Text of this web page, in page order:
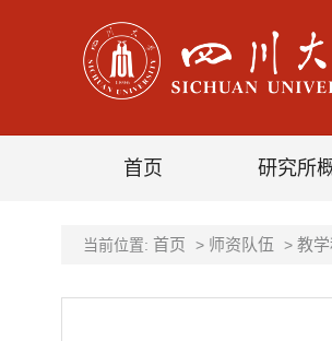
首页 研究所
当前位置: 首页 > 师资队伍 > 教